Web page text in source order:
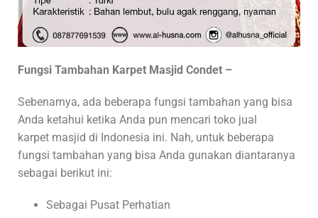
Fungsi Tambahan Karpet Masjid Condet –
Sebenarnya, ada beberapa fungsi tambahan yang bisa
Anda ketahui ketika Anda pun mencari toko jual
karpet masjid di Indonesia ini. Nah, untuk beberapa
fungsi tambahan yang bisa Anda gunakan diantaranya
sebagai berikut ini:
Sebagai Pusat Perhatian